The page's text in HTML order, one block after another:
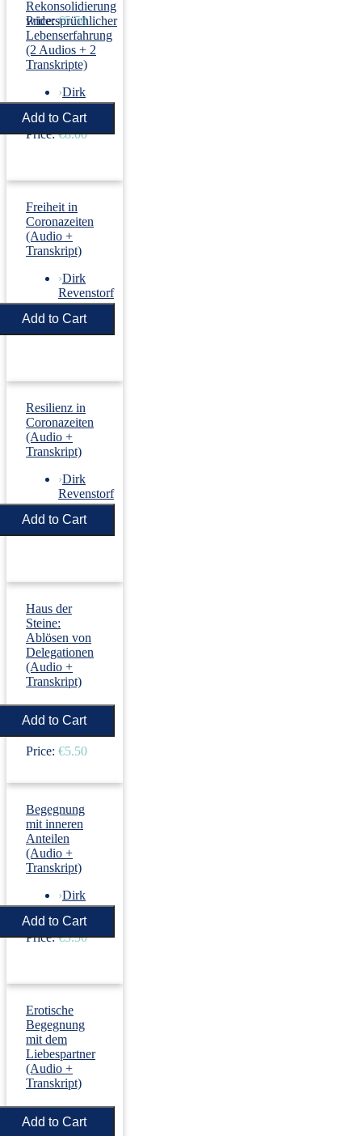
Price: €5.50
Rekonsolidierung
widersprüchlicher
Lebenserfahrung
(2 Audios + 2
Transkripte)
›Dirk
Revenstorf
Price: €8.00
Freiheit in
Coronazeiten
(Audio +
Transkript)
›Dirk
Revenstorf
Price: €5.50
Resilienz in
Coronazeiten
(Audio +
Transkript)
›Dirk
Revenstorf
Price: €5.50
Haus der
Steine:
Ablösen von
Delegationen
(Audio +
Transkript)
›Dirk
Revenstorf
Price: €5.50
Begegnung
mit inneren
Anteilen
(Audio +
Transkript)
›Dirk
Revenstorf
Price: €5.50
Erotische
Begegnung
mit dem
Liebespartner
(Audio +
Transkript)
›Dirk
Revenstorf